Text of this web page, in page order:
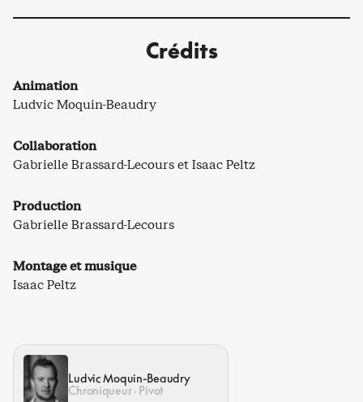
Ludvic Moquin-Beaudry
Chroniqueur · Pivot
Crédits
Animation
Ludvic Moquin-Beaudry
Collaboration
Gabrielle Brassard-Lecours et Isaac Peltz
Production
Gabrielle Brassard-Lecours
Montage et musique
Isaac Peltz